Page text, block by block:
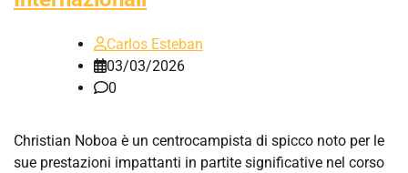
Carlos Esteban
03/03/2026
0
Christian Noboa è un centrocampista di spicco noto per le
sue prestazioni impattanti in partite significative nel corso